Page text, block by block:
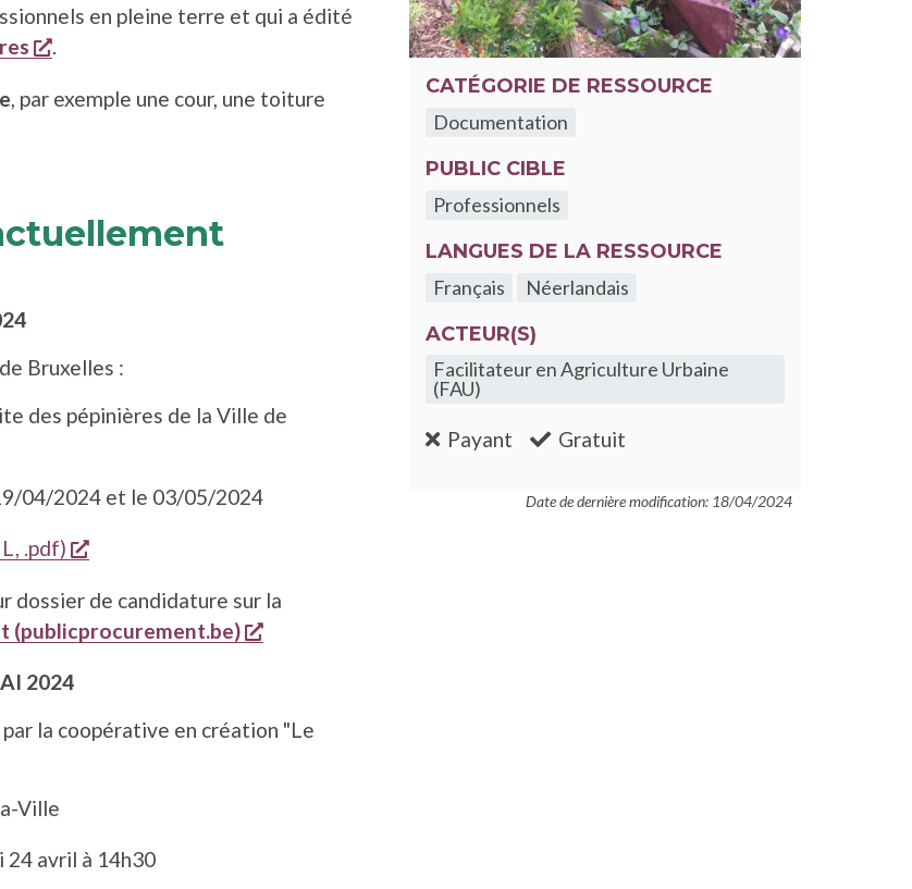
en pleine terre et qui a édité
s'ouvre dans une nouvelle fenêtre
.
, par exemple une cour, une toiture
Bruxelles :
des pépinières de la Ville de
04/2024 et le 03/05/2024
nouvelle fenêtre
.pdf) s'ouvre dans une nouvelle fenêtre
dossier de candidature sur la
(publicprocurement.be) s'ouvre dans une nouvelle fenêtre
2024
la coopérative en création "Le
Ville
24 avril à 14h30
CATÉGORIE DE RESSOURCE
Documentation
PUBLIC CIBLE
Professionnels
LANGUES DE LA RESSOURCE
Français
Néerlandais
ACTEUR(S)
Facilitateur en Agriculture Urbaine
(FAU)
Payant :non Gratuit
Date de dernière modification: 18/04/2024